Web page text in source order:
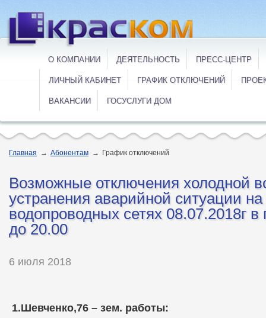
О КОМПАНИИ ДЕЯТЕЛЬНОСТЬ ПРЕСС-ЦЕНТР
ЛИЧНЫЙ КАБИНЕТ ГРАФИК ОТКЛЮЧЕНИЙ
ВАКАНСИИ ГОСУСЛУГИ ДОМ
Главная → Абонентам → График отключений
Возможные отключения холодной
устранения аварийной ситуации на
водопроводных сетях 08.07.2018г в
до 20.00
6 июля 2018
1.Шевченко,76 – зем. работы: